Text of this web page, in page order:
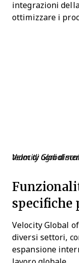
integrazioni
ottimizzare i
Velocity Global scala in modo efficiente,
specifiche
Velocity Global
diversi settori,
espansione